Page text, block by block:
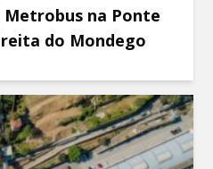
na Ponte
do Mondego